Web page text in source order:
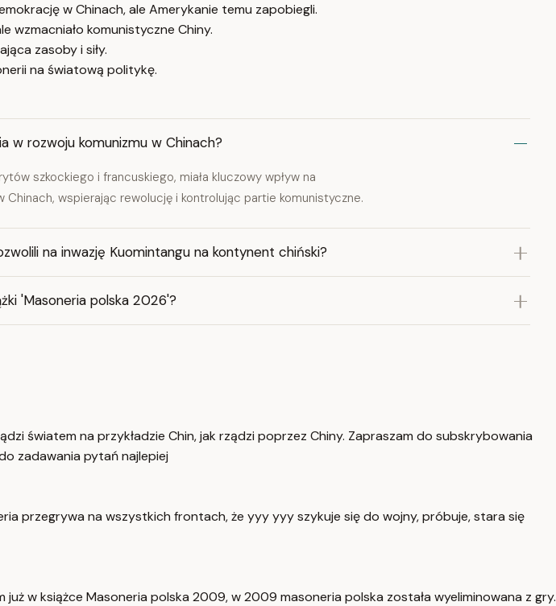
w Chinach, ale Amerykanie temu zapobiegli.
wzmacniało komunistyczne Chiny.
zasoby i siły.
na światową politykę.
w rozwoju komunizmu w Chinach?
szkockiego i francuskiego, miała kluczowy wpływ na
Chinach, wspierając rewolucję i kontrolując partie komunistyczne.
na inwazję Kuomintangu na kontynent chiński?
'Masoneria polska 2026'?
światem na przykładzie Chin, jak rządzi poprzez Chiny. Zapraszam do subskrybowania
zadawania pytań najlepiej
przegrywa na wszystkich frontach, że yyy yyy szykuje się do wojny, próbuje, stara się
w książce Masoneria polska 2009, w 2009 masoneria polska została wyeliminowana z gry.